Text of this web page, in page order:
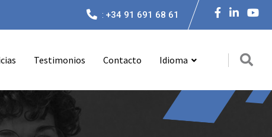
: +34 91 691 68 61
Testimonios Contacto Idioma